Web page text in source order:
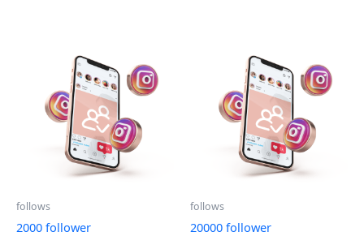
follows
2000 follower
follows
20000 follower